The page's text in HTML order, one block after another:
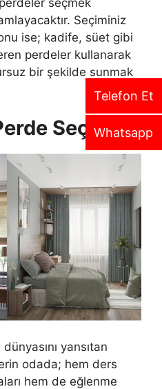
Telefon Et
Whatsapp
seçmek
Seçiminiz
ise; kadife, süet gibi
perdeler kullanarak
bir şekilde sunmak
Seçimi
yansıtan
odada; hem ders
hem de eğlenme